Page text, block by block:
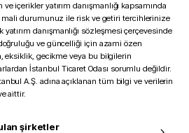
içerikler yatırım danışmanlığı kapsamında
mali durumunuz ile risk ve getiri tercihlerinize
danışmanlığı sözleşmesi çerçevesinde
ve güncelliği için azami özen
eksiklik, gecikme veya bu bilgilerin
İstanbul Ticaret Odası sorumlu değildir.
A.Ş. adına açıklanan tüm bilgi ve verilerin
aittir.
şirketler